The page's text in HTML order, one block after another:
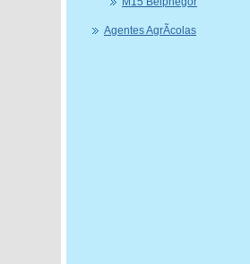
Agentes AgrÃ­colas